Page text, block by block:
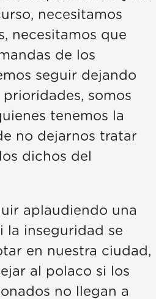
necesitamos
necesitamos que
de los
seguir dejando
somos
tenemos la
no dejarnos tratar
dichos del
aplaudiendo una
la inseguridad se
en nuestra ciudad,
al polaco si los
no llegan a